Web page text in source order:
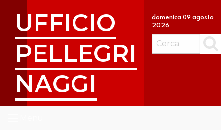
domenica 09 agosto
2026
UFFICIO
PELLEGRI
NAGGI